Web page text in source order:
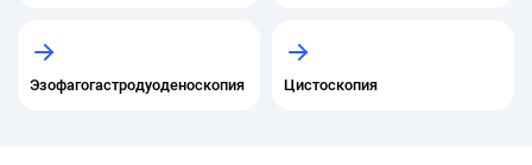
Эзофагогастродуоденоскопия Цистоскопия